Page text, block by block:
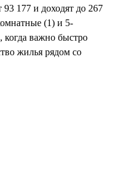
177 и доходят до 267
(1) и 5-
когда важно быстро
жилья рядом со